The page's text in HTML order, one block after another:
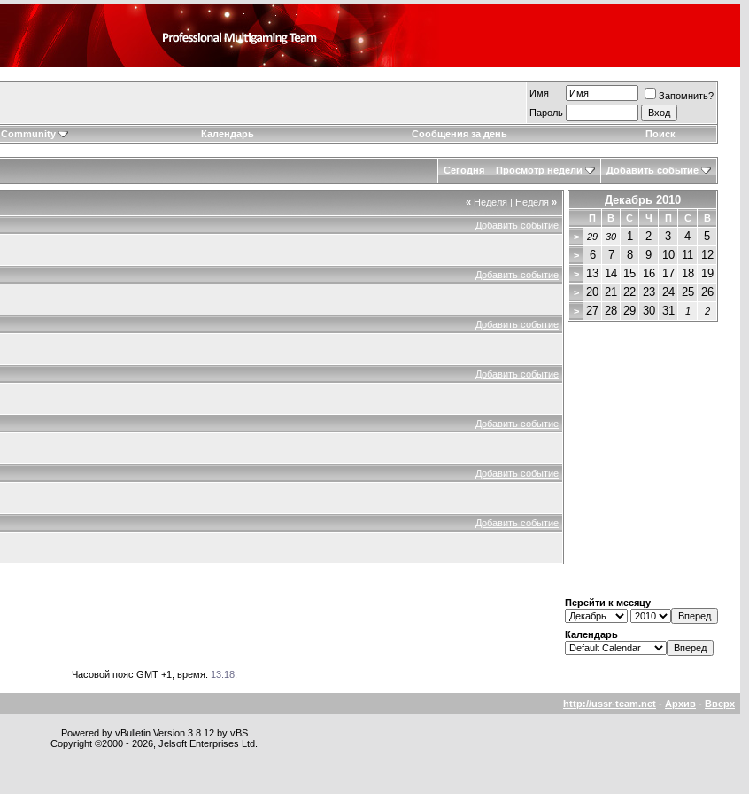
Имя
Запомнить?
Пароль
Community Календарь Сообщения за день Поиск
Сегодня Просмотр недели Добавить событие
« Неделя | Неделя »
Добавить событие
Добавить событие
Добавить событие
Добавить событие
Добавить событие
Добавить событие
Добавить событие
Декабрь 2010
П В С Ч П С
В
>
29 30 1 2 3 4 5
> 6 7 8 9 10 11 12
> 13 14 15 16 17 18 19
> 20 21 22 23 24 25 26
> 27 28 29 30 31 1 2
Перейти к месяцу
Календарь
Часовой пояс GMT +1, время: 13:18.
http://ussr-team.net - Архив - Вверх
Powered by vBulletin Version 3.8.12 by vBS
Copyright ©2000 - 2026, Jelsoft Enterprises Ltd.